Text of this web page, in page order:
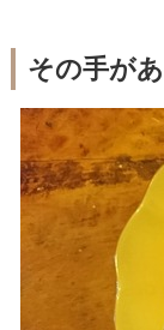
その手が